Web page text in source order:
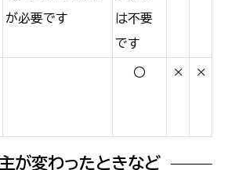
が必要です
は不要
です
○ × ×
が変わったときなど